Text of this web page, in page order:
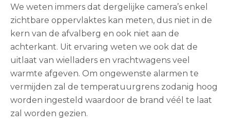
We weten immers dat dergelijke camera’s enkel
zichtbare oppervlaktes kan meten, dus niet in de
kern van de afvalberg en ook niet aan de
achterkant. Uit ervaring weten we ook dat de
uitlaat van wielladers en vrachtwagens veel
warmte afgeven. Om ongewenste alarmen te
vermijden zal de temperatuurgrens zodanig hoog
worden ingesteld waardoor de brand véél te laat
zal worden gezien.